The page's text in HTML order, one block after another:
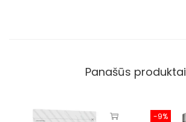
Panašūs produktai
-9%